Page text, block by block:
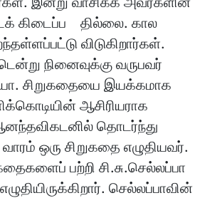
கிடைப்ப தில்லை. கால
விடுகிறார்கள்.
நினைவுக்கு வருபவர்
சிறுகதையை இயக்கமாக
ஆசிரியராக
தொடர்ந்து
ஒரு சிறுகதை எழுதியவர்.
பற்றி சி.சு.செல்லப்பா
செல்லப்பாவின்